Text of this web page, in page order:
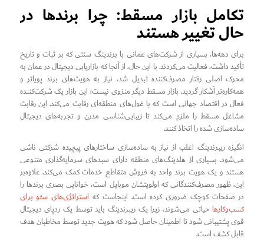
تکامل بازار مسقط: چرا برندها در
حال تغییر هستند
برای دهه‌ها، بسیاری از شرکت‌های عمانی با برندینگ سنتی که بر ثبات و تاریخ
تأکید داشت، فعالیت می‌کردند. با این حال، از آنجا که بازاریابی دیجیتال در عمان به
محرک اصلی رفتار مصرف‌کننده تبدیل شد، نیاز به هویت‌های برند پویاتر و
همه‌کاره‌تر آشکار گردید. بازار مسقط دیگر منزوی نیست؛ این بازار یک شرکت‌کننده
فعال در اقتصاد جهانی است که با غول‌های منطقه‌ای رقابت می‌کند. این رقابت
مشاغل مسقط را ملزم می‌کند تا زیبایی‌شناسی مدرن و تجربه‌های دیجیتال
ساده‌سازی شده را اتخاذ کنند.
انگیزه ریبرندینگ اغلب از نیاز به ساده‌سازی ساختارهای پیچیده شرکتی ناشی
می‌شود. بسیاری از هلدینگ‌های منطقه دارای سبدهای سرمایه‌گذاری متنوعی
هستند و یک هویت برند واحد به فروش متقاطع خدمات کمک می‌کند. علاوه‌بر
این، ظهور مصرف‌کنندگانی که اولویتشان موبایل است، خوانایی بصری برندها را
در صفحات کوچک ضروری کرده است. اینجاست که استراتژی‌های سئو برای
کسب‌وکارهاحیاتی می‌شوند، زیرا یک ریبرندینگ باید توسط یک ردپای دیجیتال
قوی پشتیبانی شود تا اطمینان حاصل شود که هویت جدید توسط مخاطبان هدف
قابل کشف است.